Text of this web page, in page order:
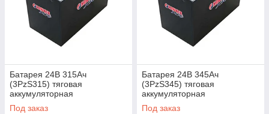
Батарея 24В 315Ач
(3PzS315) тяговая
аккумуляторная
Под заказ
Батарея 24В 345Ач
(3PzS345) тяговая
аккумуляторная
Под заказ